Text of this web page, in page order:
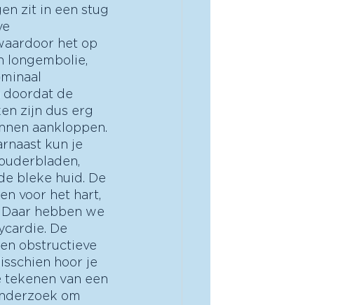
zit in een stug
het op
longembolie,
doordat de
zijn dus erg
aankloppen.
kun je
bleke huid. De
voor het hart,
hebben we
De
obstructieve
hoor je
van een
om